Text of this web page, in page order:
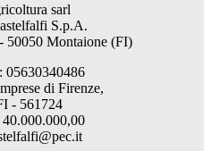
sarl
S.p.A.
50050 Montaione (FI)
05630340486
di Firenze,
- 561724